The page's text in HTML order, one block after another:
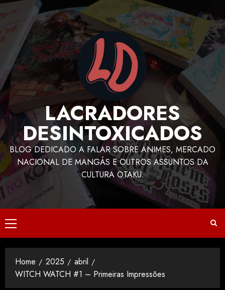
LACRADORES
DESINTOXICADOS
BLOG DEDICADO A FALAR SOBRE ANIMES, MERCADO
NACIONAL DE MANGÁS E OUTROS ASSUNTOS DA
CULTURA OTAKU.
Home 2025
abril
WITCH WATCH #1 – Primeiras Impressões